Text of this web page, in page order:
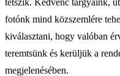
tetszik. Kedvenc tárgyaink,
fotónk mind közszemlére
kiválasztani, hogy valóban
teremtsünk és kerüljük a
megjelenésében.